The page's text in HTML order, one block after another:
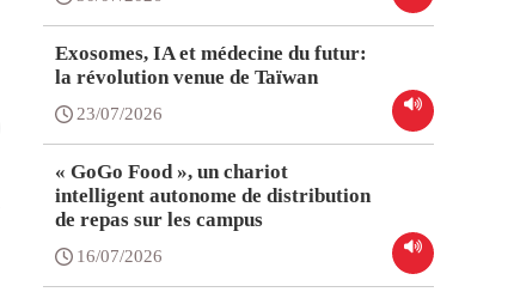
Exosomes, IA et médecine du futur:
la révolution venue de Taïwan
23/07/2026
« GoGo Food », un chariot
intelligent autonome de distribution
de repas sur les campus
16/07/2026